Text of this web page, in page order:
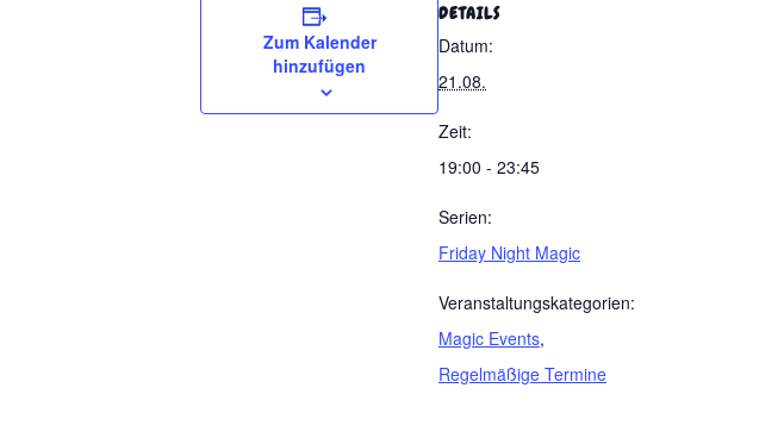
Zum Kalender
hinzufügen
DETAILS
Datum:
21.08.
Zeit:
19:00 - 23:45
Serien:
Friday Night Magic
Veranstaltungskategorien:
Magic Events,
Regelmäßige Termine